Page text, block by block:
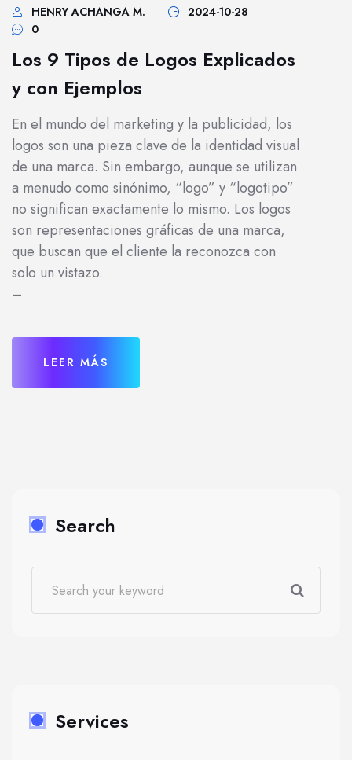
HENRY ACHANGA M.
2024-10-28
0
Los 9 Tipos de Logos Explicados
y con Ejemplos
En el mundo del marketing y la publicidad, los
logos son una pieza clave de la identidad visual
de una marca. Sin embargo, aunque se utilizan
a menudo como sinónimo, “logo” y “logotipo”
no significan exactamente lo mismo. Los logos
son representaciones gráficas de una marca,
que buscan que el cliente la reconozca con
solo un vistazo.
–
LEER MÁS
Search
Services